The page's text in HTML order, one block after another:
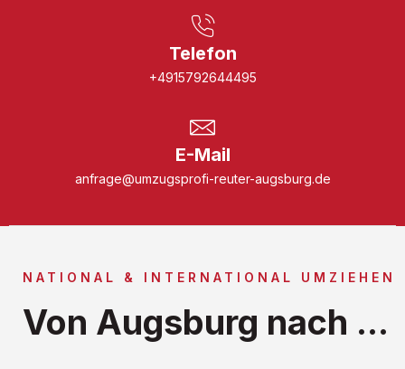
Telefon
+4915792644495
E-Mail
anfrage@umzugsprofi-reuter-augsburg.de
NATIONAL & INTERNATIONAL UMZIEHEN
Von Augsburg nach ...